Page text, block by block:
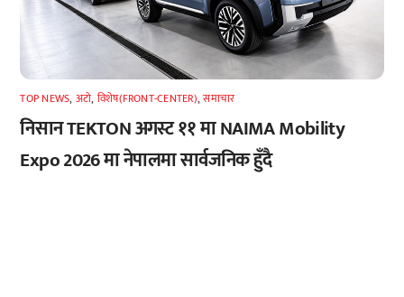
TOP NEWS, अटाे, विशेष(FRONT-CENTER),समाचार
निसान TEKTON अगस्ट ११ मा NAIMA Mobility
Expo 2026 मा नेपालमा सार्वजनिक हुँदै